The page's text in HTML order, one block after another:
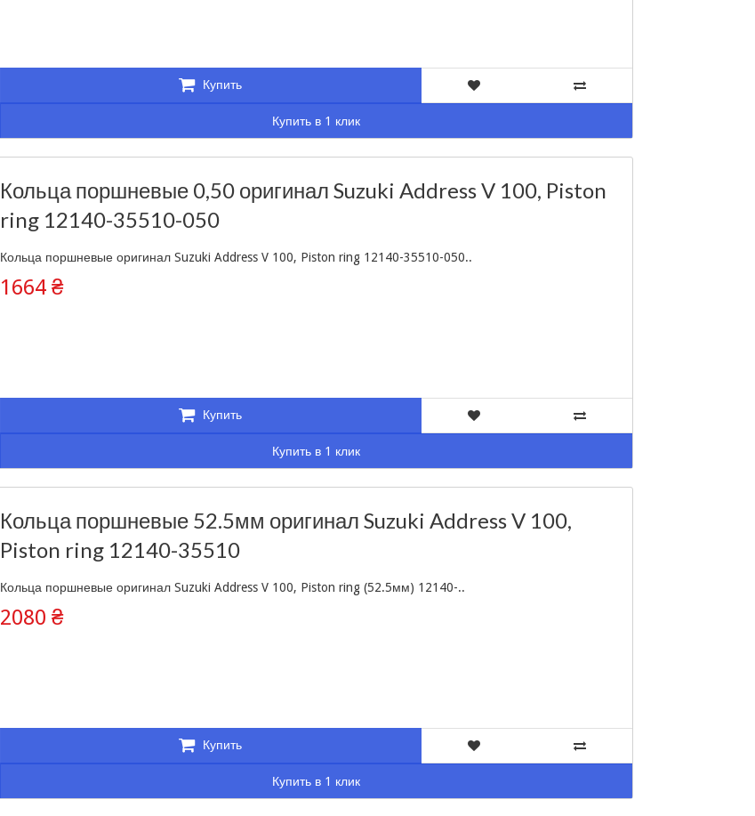
Купить
Купить в 1 клик
Кольца поршневые 0,50 оригинал Suzuki Address V 100, Piston
ring 12140-35510-050
Кольца поршневые оригинал Suzuki Address V 100, Piston ring 12140-35510-050..
1664 ₴
Купить
Купить в 1 клик
Кольца поршневые 52.5мм оригинал Suzuki Address V 100,
Piston ring 12140-35510
Кольца поршневые оригинал Suzuki Address V 100, Piston ring (52.5мм) 12140-..
2080 ₴
Купить
Купить в 1 клик